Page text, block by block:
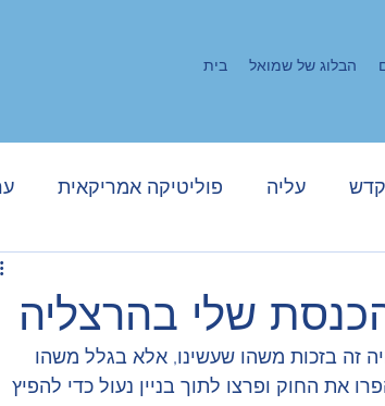
בית הבלוג של שמואל
עליה פוליטיקה אמריקאית
עזה פורים זהות ומנהיגות יהודית
שלי בהרצליה
זה בזכות משהו שעשינו, אלא בגלל משהו
את החוק ופרצו לתוך בניין נעול כדי להפיץ